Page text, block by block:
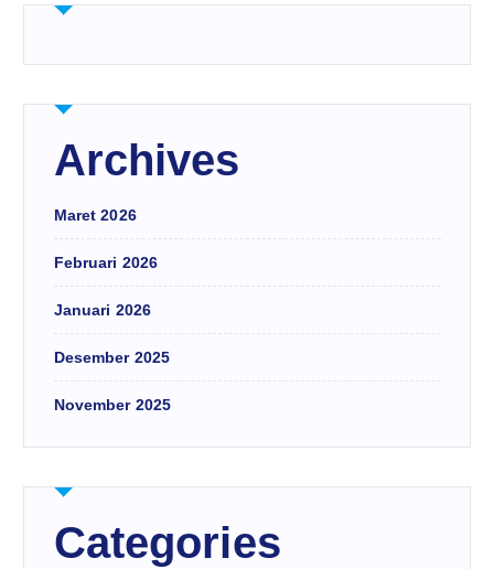
Archives
Maret 2026
Februari 2026
Januari 2026
Desember 2025
November 2025
Categories